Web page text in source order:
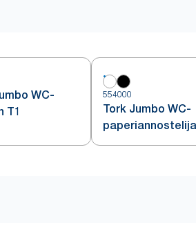
WC-
T1
554000
Tork Jumbo WC-